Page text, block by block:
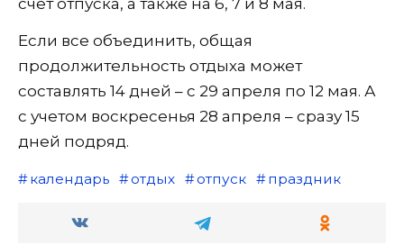
Если все объединить, общая
продолжительность отдыха может
составлять 14 дней – с 29 апреля по 12 мая. А
с учетом воскресенья 28 апреля – сразу 15
дней подряд.
календарь отдых отпуск праздник